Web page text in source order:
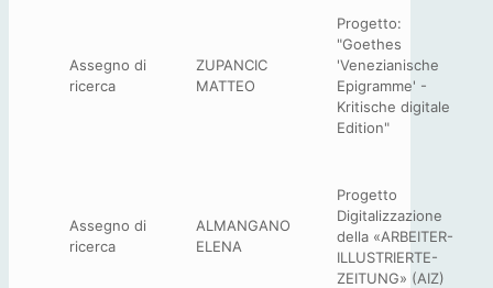
Assegno di
ricerca
ZUPANCIC
MATTEO
Progetto:
"Goethes
'Venezianische
Epigramme' -
Kritische digitale
Edition"
Assegno di
ricerca
ALMANGANO
ELENA
Progetto
Digitalizzazione
della «ARBEITER-
ILLUSTRIERTE-
ZEITUNG» (AIZ)